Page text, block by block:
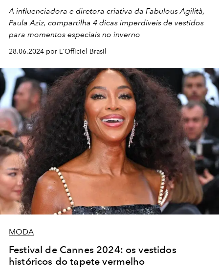
A influenciadora e diretora criativa da Fabulous Agilità,
Paula Aziz, compartilha 4 dicas imperdíveis de vestidos
para momentos especiais no inverno
28.06.2024 por L'Officiel Brasil
MODA
Festival de Cannes 2024: os vestidos
históricos do tapete vermelho